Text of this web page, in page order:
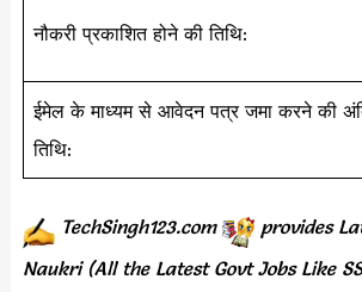
नौकरी प्रकाशित होने की तिथि:
ईमेल के माध्यम से आवेदन पत्र जमा करने की
तिथि:
TechSingh123.com provides
Naukri (All the Latest Govt Jobs Like